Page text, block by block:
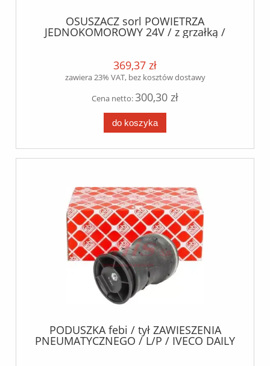
OSUSZACZ sorl POWIETRZA
JEDNOKOMOROWY 24V / z grzałką /
12,5bar / MAN; DAF; IVECO /
369,37 zł
zawiera 23% VAT, bez kosztów dostawy
Cena netto:300,30 zł
do koszyka
PODUSZKA febi / tył ZAWIESZENIA
PNEUMATYCZNEGO / L/P / IVECO DAILY